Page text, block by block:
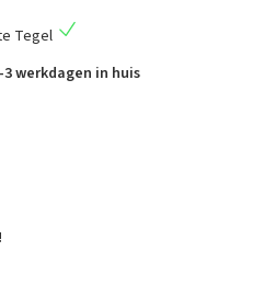
Tegel
werkdagen in huis